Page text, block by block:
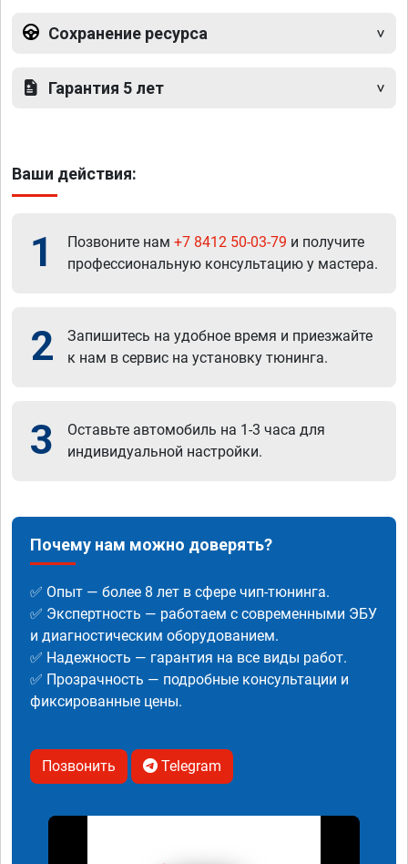
Сохранение ресурса
Гарантия 5 лет
Ваши действия:
1 Позвоните нам +7 8412 50-03-79 и получите
профессиональную консультацию у мастера.
2
Запишитесь на удобное время и приезжайте
к нам в сервис на установку тюнинга.
3
Оставьте автомобиль на 1-3 часа для
индивидуальной настройки.
Почему нам можно доверять?
✅ Опыт — более 8 лет в сфере чип-тюнинга.
✅ Экспертность — работаем с современными ЭБУ
и диагностическим оборудованием.
✅ Надежность — гарантия на все виды работ.
✅ Прозрачность — подробные консультации и
фиксированные цены.
Позвонить Telegram